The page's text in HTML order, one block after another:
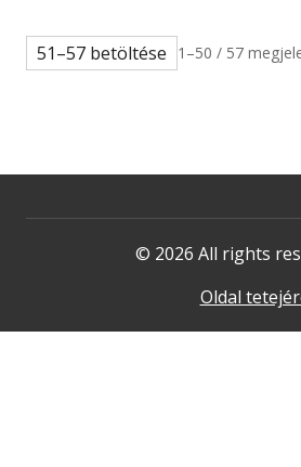
51–57 betöltése 1–50 / 57
© 2026 All rights
Oldal